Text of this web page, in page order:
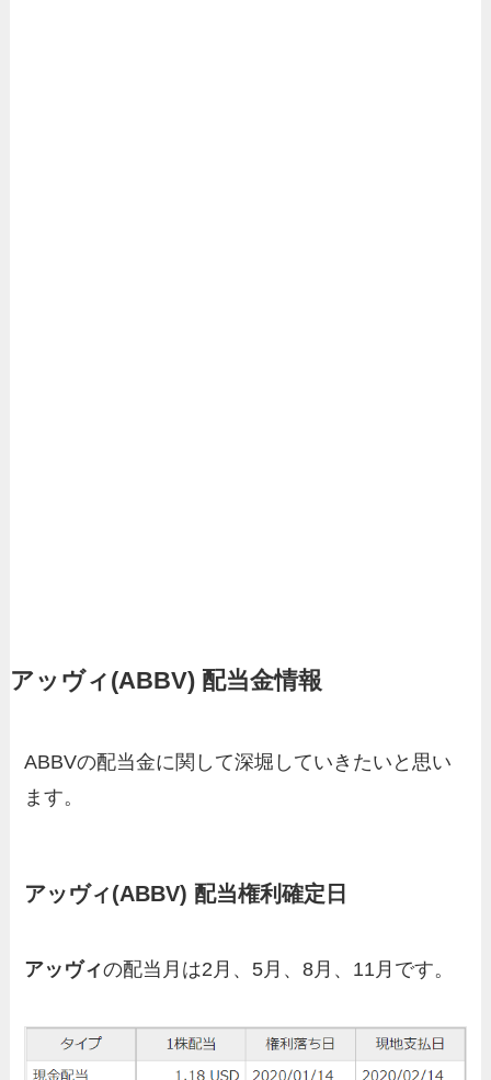
アッヴィ (ABBV) 配当金情報
ABBVの配当金に関して深堀していきたいと思い
ます。
アッヴィ(ABBV) 配当権利確定日
アッヴィの配当月は2月、5月、8月、11月です。